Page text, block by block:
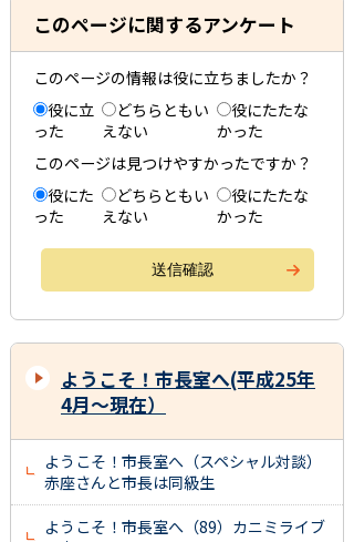
このページに関するアンケート
このページの情報は役に立ちましたか？
役に立
った
どちらともい
えない
役にたたな
かった
このページは見つけやすかったですか？
役にた
った
どちらともい
えない
役にたたな
かった
ようこそ！市長室へ(平成25年
4月～現在）
ようこそ！市長室へ（スペシャル対談）
赤座さんと市長は同級生
ようこそ！市長室へ（89）カニミライブ